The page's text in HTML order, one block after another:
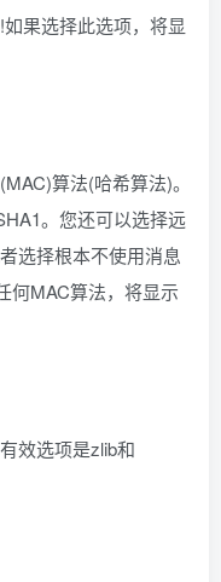
果选择此选项，将显
算法(哈希算法)。
。您还可以选择远
选择根本不使用消息
何MAC算法，将显示
效选项是zlib和